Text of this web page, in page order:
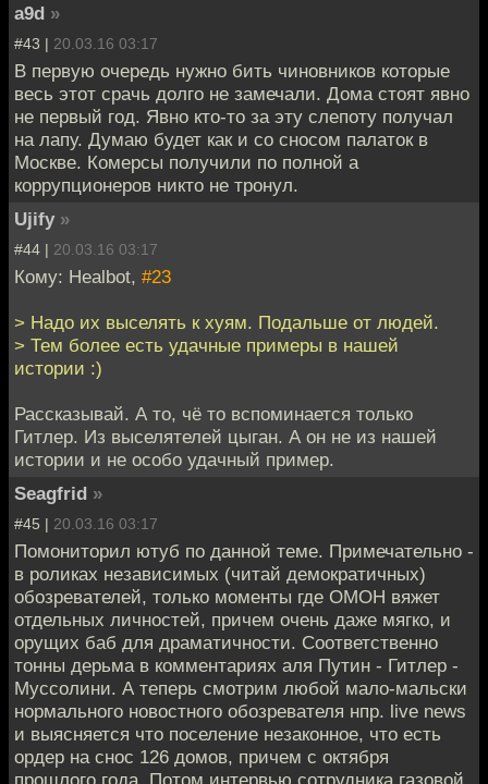
a9d »
#43 | 20.03.16 03:17
В первую очередь нужно бить чиновников которые
весь этот срачь долго не замечали. Дома стоят явно
не первый год. Явно кто-то за эту слепоту получал
на лапу. Думаю будет как и со сносом палаток в
Москве. Комерсы получили по полной а
коррупционеров никто не тронул.
Ujify »
#44 | 20.03.16 03:17
Кому: Healbot, #23
> Надо их выселять к хуям. Подальше от людей.
> Тем более есть удачные примеры в нашей
истории :)
Рассказывай. А то, чё то вспоминается только
Гитлер. Из выселятелей цыган. А он не из нашей
истории и не особо удачный пример.
Seagfrid »
#45 | 20.03.16 03:17
Помониторил ютуб по данной теме. Примечательно -
в роликах независимых (читай демократичных)
обозревателей, только моменты где ОМОН вяжет
отдельных личностей, причем очень даже мягко, и
орущих баб для драматичности. Соответственно
тонны дерьма в комментариях аля Путин - Гитлер -
Муссолини. А теперь смотрим любой мало-мальски
нормального новостного обозревателя нпр. live news
и выясняется что поселение незаконное, что есть
ордер на снос 126 домов, причем с октября
прошлого года. Потом интервью сотрудника газовой